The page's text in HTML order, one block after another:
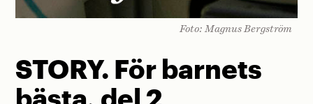
Foto: Magnus Bergström
STORY. För barnets
bästa, del 2